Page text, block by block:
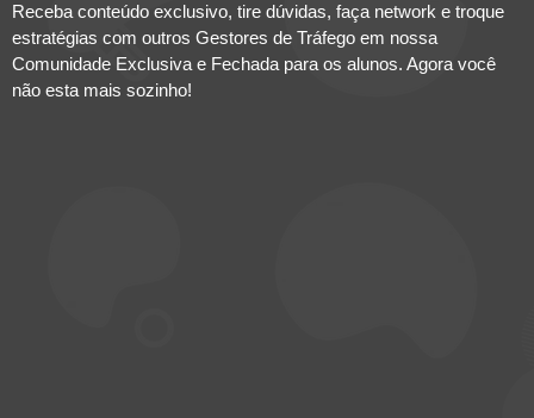
Receba conteúdo exclusivo, tire dúvidas, faça network e troque
estratégias com outros Gestores de Tráfego em nossa
Comunidade Exclusiva e Fechada para os alunos. Agora você
não esta mais sozinho!